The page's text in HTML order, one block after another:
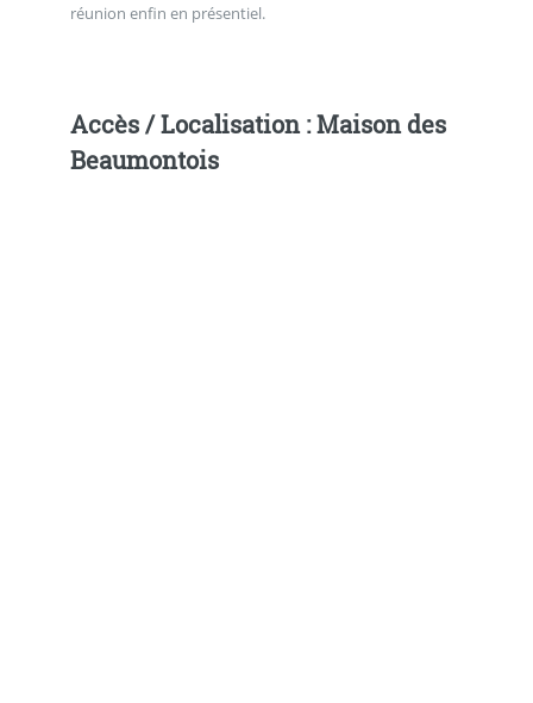
réunion enfin en présentiel.
Accès / Localisation : Maison des
Beaumontois